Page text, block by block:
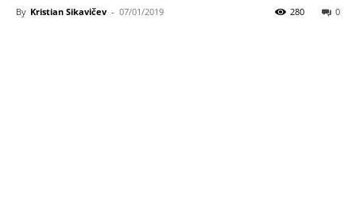
By Kristian Sikavičev - 07/01/2019 0
280